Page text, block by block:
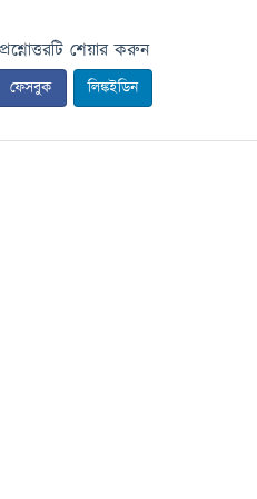
প্রশ্নোত্তরটি শেয়ার করুন
ফেসবুক লিঙ্কইডিন